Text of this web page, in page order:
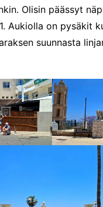
Olisin päässyt
Aukiolla on pysäkit
suunnasta